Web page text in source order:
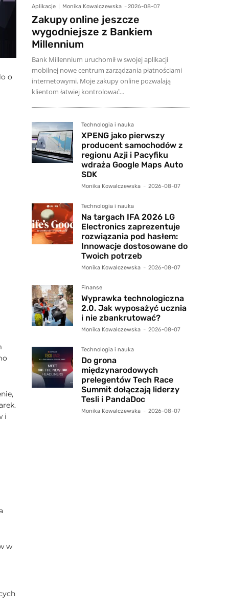
o
i
w
Aplikacje Monika Kowalczewska - 2026-08-07
Zakupy online jeszcze
wygodniejsze z Bankiem
Millennium
Bank Millennium uruchomił w swojej aplikacji
mobilnej nowe centrum zarządzania płatnościami
internetowymi. Moje zakupy online pozwalają
klientom łatwiej kontrolować...
Technologia i nauka
XPENG jako pierwszy
producent samochodów z
regionu Azji i Pacyfiku
wdraża Google Maps Auto
SDK
Monika Kowalczewska - 2026-08-07
Technologia i nauka
Na targach IFA 2026 LG
Electronics zaprezentuje
rozwiązania pod hasłem:
Innowacje dostosowane do
Twoich potrzeb
Monika Kowalczewska - 2026-08-07
Finanse
Wyprawka technologiczna
2.0. Jak wyposażyć ucznia
i nie zbankrutować?
Monika Kowalczewska - 2026-08-07
Technologia i nauka
Do grona
międzynarodowych
prelegentów Tech Race
Summit dołączają liderzy
Tesli i PandaDoc
Monika Kowalczewska - 2026-08-07